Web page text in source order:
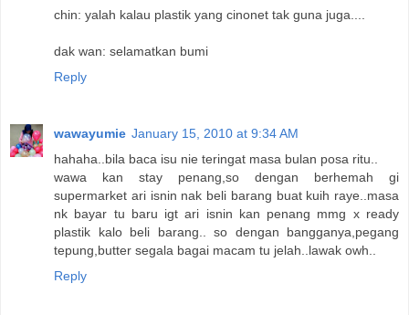
chin: yalah kalau plastik yang cinonet tak guna juga....
dak wan: selamatkan bumi
Reply
wawayumie January 15, 2010 at 9:34 AM
hahaha..bila baca isu nie teringat masa bulan posa ritu..
wawa kan stay penang,so dengan berhemah gi
supermarket ari isnin nak beli barang buat kuih raye..masa
nk bayar tu baru igt ari isnin kan penang mmg x ready
plastik kalo beli barang.. so dengan bangganya,pegang
tepung,butter segala bagai macam tu jelah..lawak owh..
Reply